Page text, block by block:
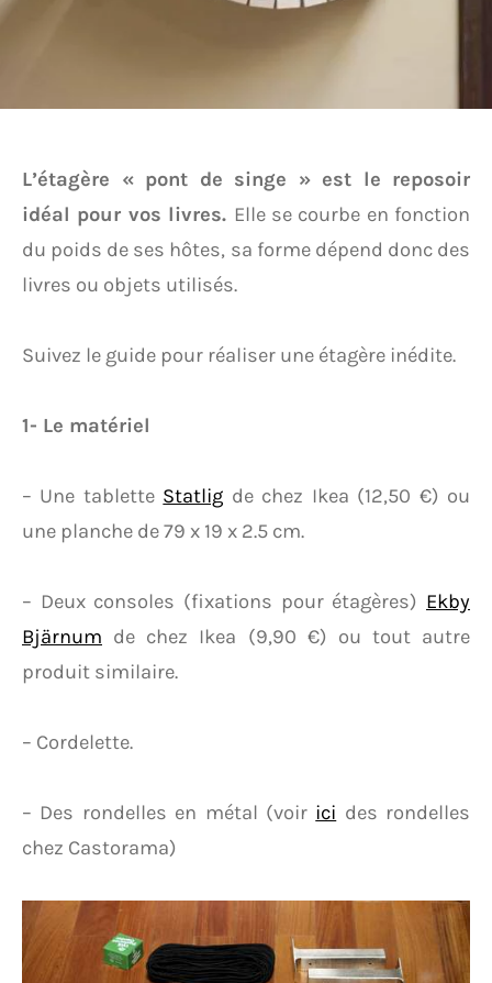
L’étagère « pont de singe » est le reposoir
idéal pour vos livres. Elle se courbe en fonction
du poids de ses hôtes, sa forme dépend donc des
livres ou objets utilisés.
Suivez le guide pour réaliser une étagère inédite.
1- Le matériel
– Une tablette Statlig de chez Ikea (12,50 €) ou
une planche de 79 x 19 x 2.5 cm.
– Deux consoles (fixations pour étagères) Ekby
Bjärnum de chez Ikea (9,90 €) ou tout autre
produit similaire.
– Cordelette.
– Des rondelles en métal (voir ici des rondelles
chez Castorama)